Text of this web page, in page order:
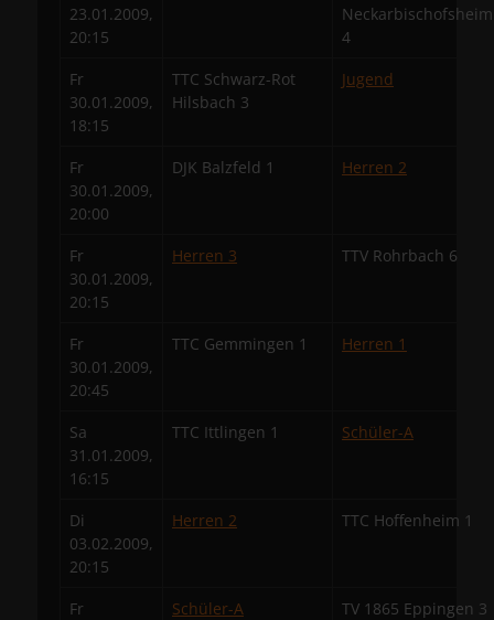
23.01.2009,
20:15
Neckarbischofsheim
4
Fr
30.01.2009,
18:15
TTC Schwarz-Rot
Hilsbach 3
Jugend
Fr
30.01.2009,
20:00
DJK Balzfeld 1 Herren 2
Fr
30.01.2009,
20:15
Herren 3 TTV Rohrbach 6
Fr
30.01.2009,
20:45
TTC Gemmingen 1 Herren 1
Sa
31.01.2009,
16:15
TTC Ittlingen 1 Schüler-A
Di
03.02.2009,
20:15
Herren 2 TTC Hoffenheim 1
Fr
Schüler-A TV 1865 Eppingen 3